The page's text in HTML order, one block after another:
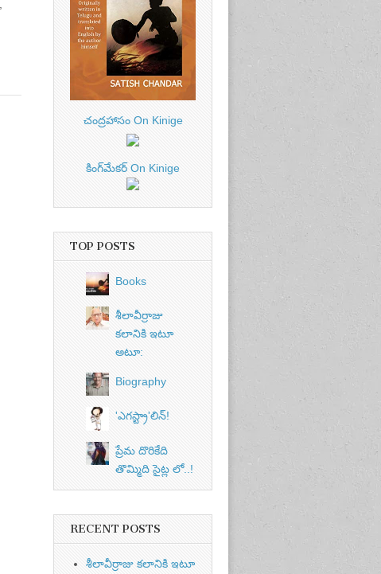
చంద్రహాసం On Kinige
కింగ్‌మేకర్ On Kinige
TOP POSTS
Books
శీలావీర్రాజు
కలానికి ఇటూ
అటూ:
Biography
'ఎగస్ట్రా'లిన్‌!
ప్రేమ దొరికేది
తొమ్మిది సైట్ల లో..!
RECENT POSTS
శీలావీర్రాజు కలానికి ఇటూ